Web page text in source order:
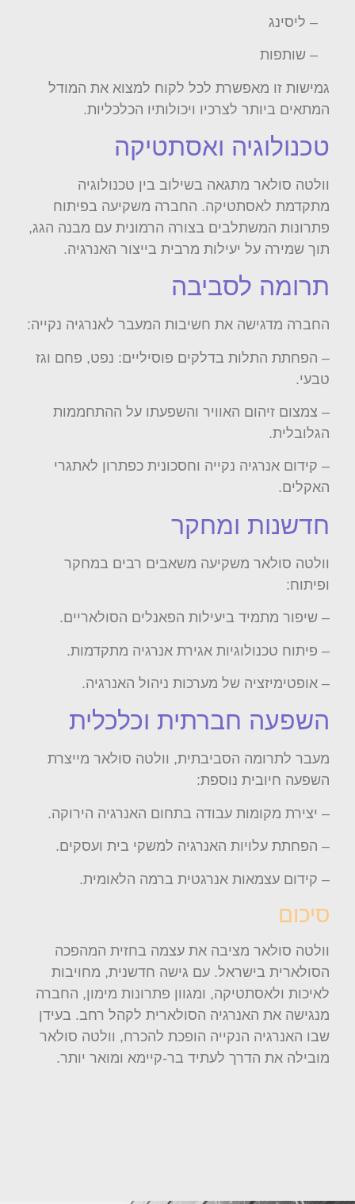
– ליסינג
– שותפות
גמישות זו מאפשרת לכל לקוח למצוא את המודל
המתאים ביותר לצרכיו ויכולותיו הכלכליות.
טכנולוגיה ואסתטיקה
וולטה סולאר מתגאה בשילוב בין טכנולוגיה
מתקדמת לאסתטיקה. החברה משקיעה בפיתוח
פתרונות המשתלבים בצורה הרמונית עם מבנה הגג,
תוך שמירה על יעילות מרבית בייצור האנרגיה.
תרומה לסביבה
החברה מדגישה את חשיבות המעבר לאנרגיה נקייה:
– הפחתת התלות בדלקים פוסיליים: נפט, פחם וגז
טבעי.
– צמצום זיהום האוויר והשפעתו על ההתחממות
הגלובלית.
– קידום אנרגיה נקייה וחסכונית כפתרון לאתגרי
האקלים.
חדשנות ומחקר
וולטה סולאר משקיעה משאבים רבים במחקר
ופיתוח:
– שיפור מתמיד ביעילות הפאנלים הסולאריים.
– פיתוח טכנולוגיות אגירת אנרגיה מתקדמות.
– אופטימיזציה של מערכות ניהול האנרגיה.
השפעה חברתית וכלכלית
מעבר לתרומה הסביבתית, וולטה סולאר מייצרת
השפעה חיובית נוספת:
– יצירת מקומות עבודה בתחום האנרגיה הירוקה.
– הפחתת עלויות האנרגיה למשקי בית ועסקים.
– קידום עצמאות אנרגטית ברמה הלאומית.
סיכום
וולטה סולאר מציבה את עצמה בחזית המהפכה
הסולארית בישראל. עם גישה חדשנית, מחויבות
לאיכות ולאסתטיקה, ומגוון פתרונות מימון, החברה
מנגישה את האנרגיה הסולארית לקהל רחב. בעידן
שבו האנרגיה הנקייה הופכת להכרח, וולטה סולאר
מובילה את הדרך לעתיד בר-קיימא ומואר יותר.